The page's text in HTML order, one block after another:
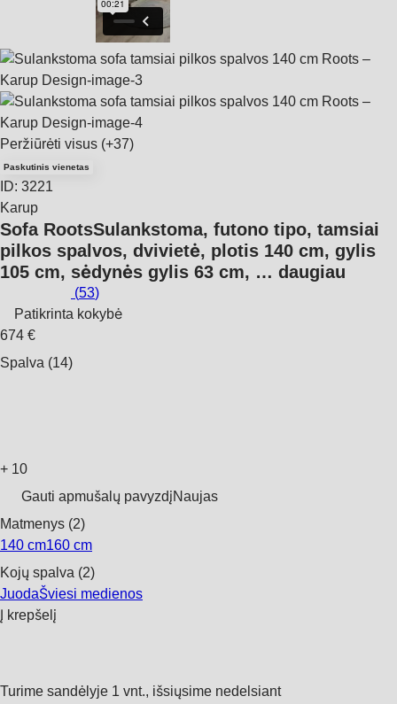
Peržiūrėti visus (+37)
Paskutinis vienetas
ID: 3221
Karup
Sofa RootsSulankstoma, futono tipo, tamsiai
pilkos spalvos, dvivietė, plotis 140 cm, gylis
105 cm, sėdynės gylis 63 cm, … daugiau
(53)
Patikrinta kokybė
674 €
Spalva (14)
+ 10
Gauti apmušalų pavyzdįNaujas
Matmenys (2)
140 cm160 cm
Kojų spalva (2)
JuodaŠviesi medienos
Į krepšelį
Turime sandėlyje 1 vnt., išsiųsime nedelsiant